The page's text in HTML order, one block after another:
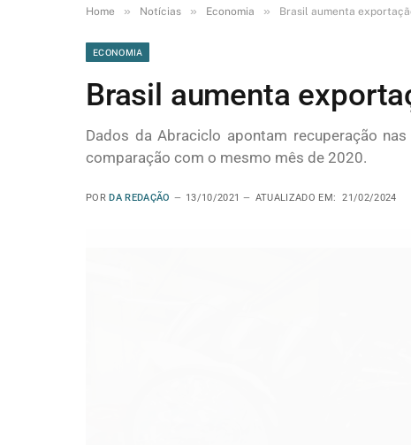
Home » Notícias » Economia » Brasil aumenta
ECONOMIA
Brasil aumenta
Dados da Abraciclo apontam recuperação
comparação com o mesmo mês de 2020.
POR DA REDAÇÃO 13/10/2021 ATUALIZADO EM: 21/02/2024